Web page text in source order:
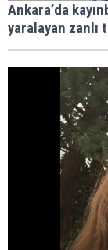
Ankara’da
yaralayan zanlı